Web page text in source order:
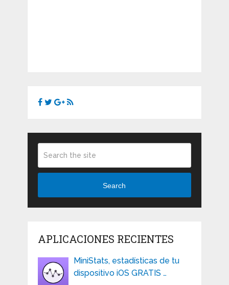
Search
APLICACIONES RECIENTES
MiniStats, estadísticas de tu
dispositivo iOS GRATIS …